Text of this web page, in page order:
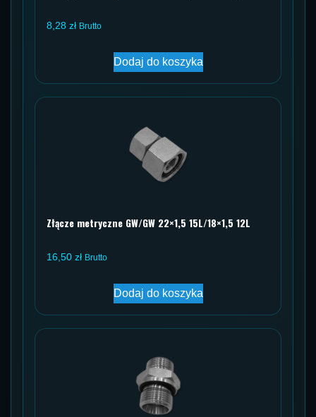
8,28 zł Brutto
Dodaj do koszyka
Złącze metryczne GW/GW 22×1,5 15L/18×1,5 12L
16,50 zł Brutto
Dodaj do koszyka